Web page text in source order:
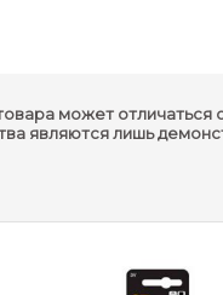
может отличаться
являются лишь